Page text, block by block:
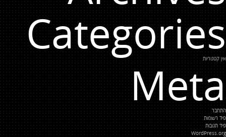
Categories
אין קטגוריות
Meta
התחבר
פיד רשומות
פיד תגובות
WordPress.org